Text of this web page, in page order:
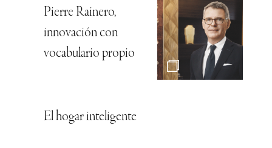
Pierre Rainero,
innovación con
vocabulario propio
El hogar inteligente